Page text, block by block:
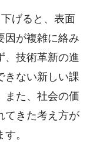
げると、表面
因が複雑に絡み
、技術革新の進
きない新しい課
また、社会の価
てきた考え方が
。